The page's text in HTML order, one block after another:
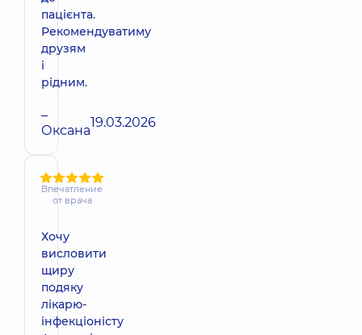
пацієнта.
Рекомендуватиму
друзям
і
рідним.
–
Оксана19.03.2026
Впечатление
от врача
Хочу
висловити
щиру
подяку
лікарю-
інфекціоністу